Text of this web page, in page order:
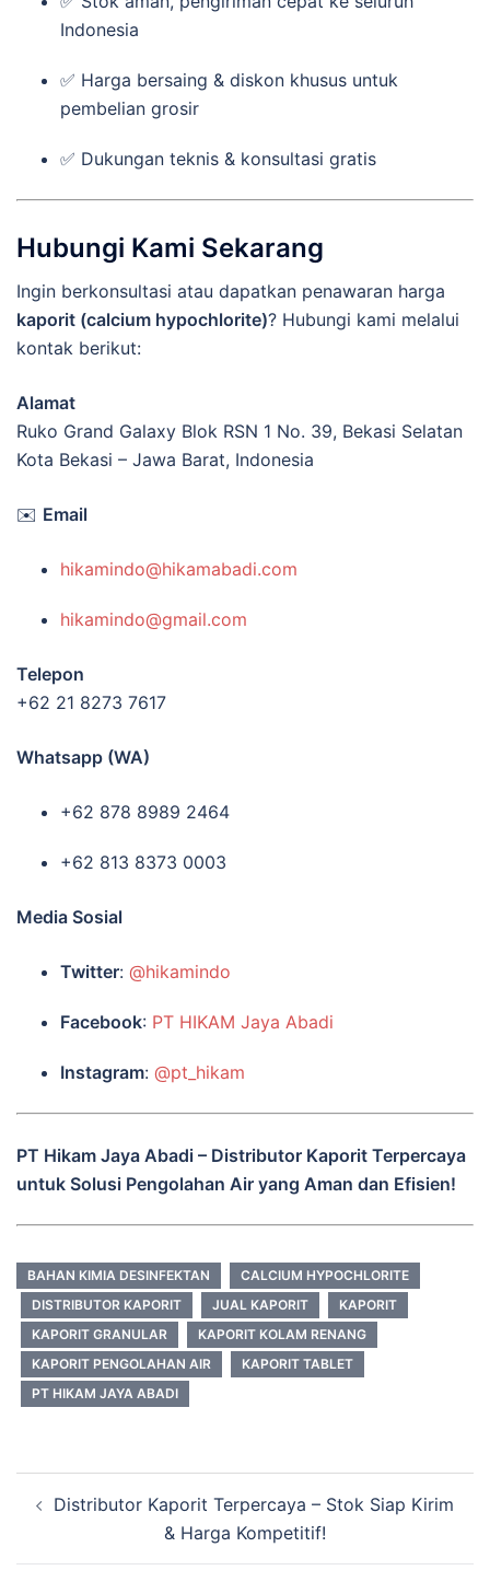
Indonesia
✅ Harga bersaing & diskon khusus untuk
pembelian grosir
✅ Dukungan teknis & konsultasi gratis
Hubungi Kami Sekarang
Ingin berkonsultasi atau dapatkan penawaran harga
kaporit (calcium hypochlorite)? Hubungi kami melalui
kontak berikut:
Alamat
Ruko Grand Galaxy Blok RSN 1 No. 39, Bekasi Selatan
Kota Bekasi – Jawa Barat, Indonesia
✉️ Email
hikamindo@hikamabadi.com
hikamindo@gmail.com
Telepon
+62 21 8273 7617
Whatsapp (WA)
+62 878 8989 2464
+62 813 8373 0003
Media Sosial
Twitter: @hikamindo
Facebook: PT HIKAM Jaya Abadi
Instagram: @pt_hikam
PT Hikam Jaya Abadi – Distributor Kaporit Terpercaya
untuk Solusi Pengolahan Air yang Aman dan Efisien!
BAHAN KIMIA DESINFEKTAN
CALCIUM HYPOCHLORITE
DISTRIBUTOR KAPORIT
JUAL KAPORIT
KAPORIT
KAPORIT GRANULAR
KAPORIT KOLAM RENANG
KAPORIT PENGOLAHAN AIR
KAPORIT TABLET
PT HIKAM JAYA ABADI
Distributor Kaporit Terpercaya – Stok Siap Kirim
& Harga Kompetitif!